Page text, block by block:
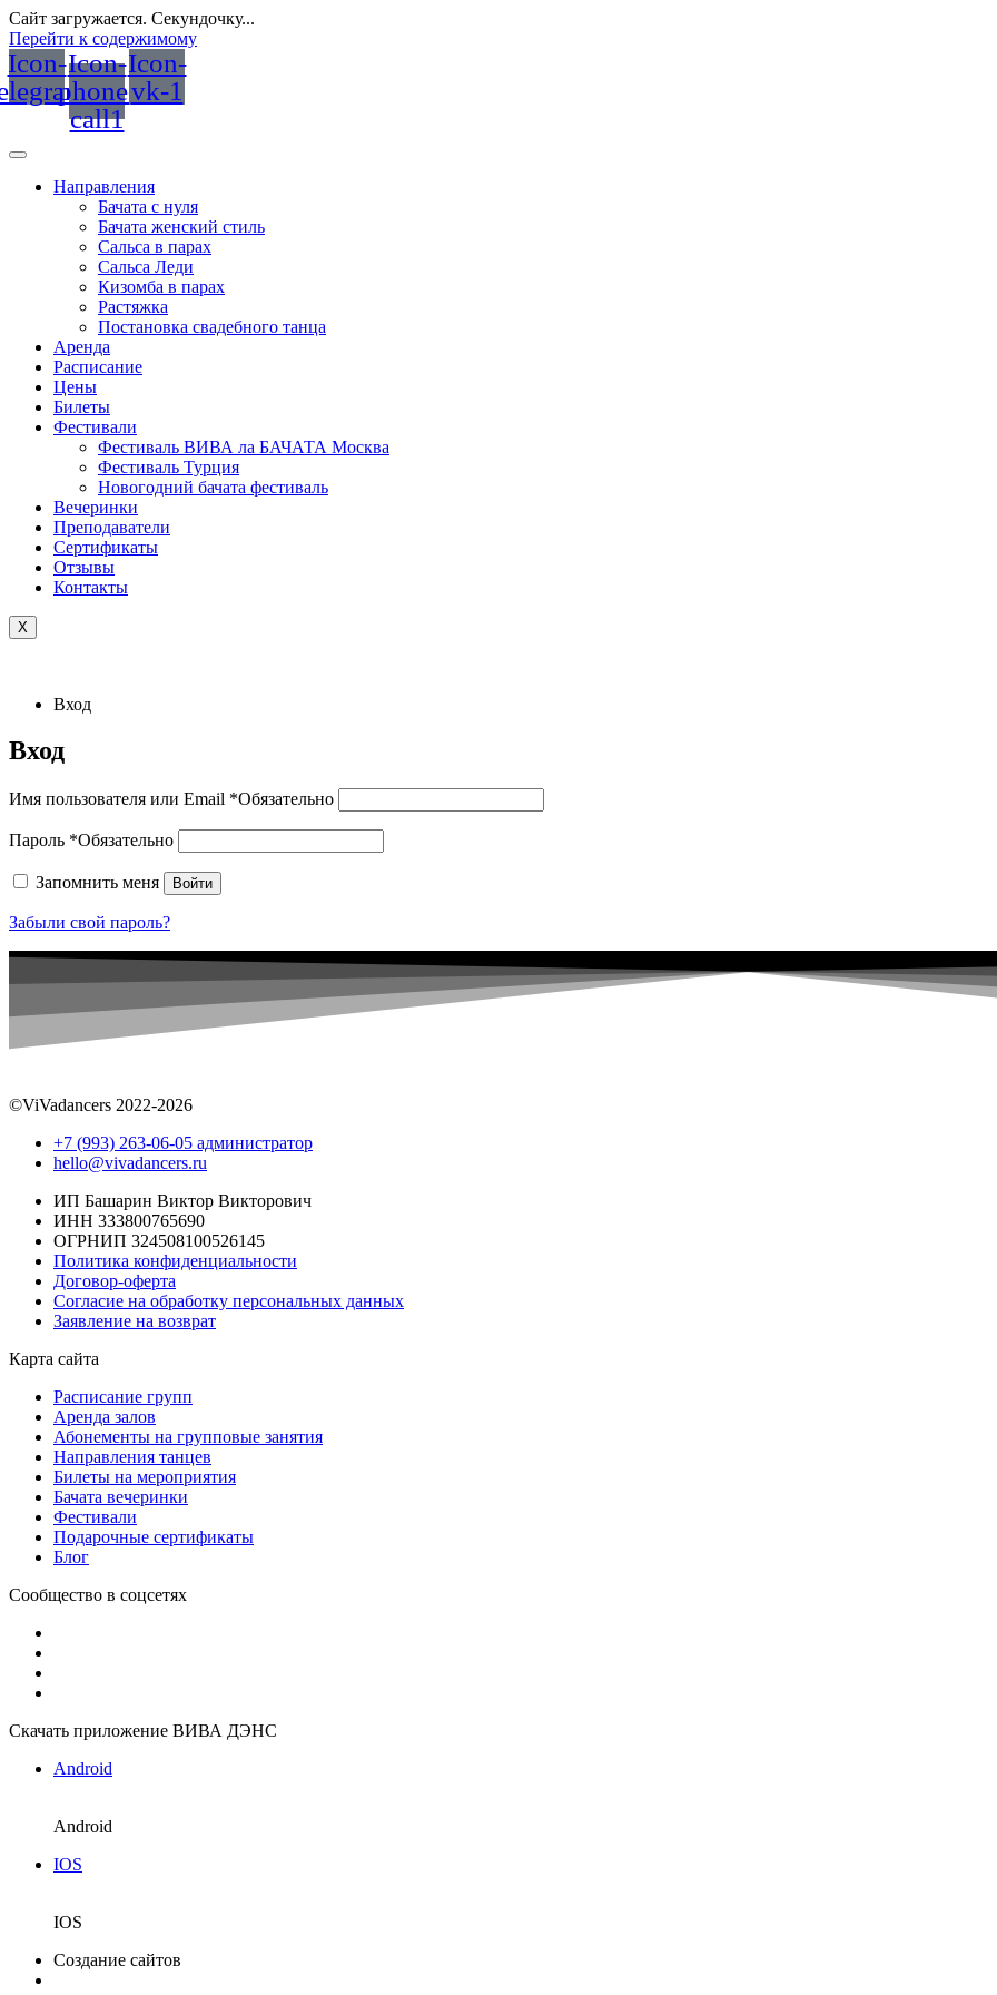
Сайт загружается. Секундочку...
Перейти к содержимому
Icon-Icon-
phone-
call1
Icon-
vk-1
Направления
Бачата с нуля
Бачата женский стиль
Сальса в парах
Сальса Леди
Кизомба в парах
Растяжка
Постановка свадебного танца
Аренда
Расписание
Цены
Билеты
Фестивали
Фестиваль ВИВА ла БАЧАТА Москва
Фестиваль Турция
Новогодний бачата фестиваль
Вечеринки
Преподаватели
Сертификаты
Отзывы
Контакты
X
Вход
Вход
Имя пользователя или Email *Обязательно
Пароль *Обязательно
Запомнить меня Войти
Забыли свой пароль?
©ViVadancers 2022-2026
+7 (993) 263-06-05 администратор
hello@vivadancers.ru
ИП Башарин Виктор Викторович
ИНН 333800765690
ОГРНИП 324508100526145
Политика конфиденциальности
Договор-оферта
Согласие на обработку персональных данных
Заявление на возврат
Карта сайта
Расписание групп
Аренда залов
Абонементы на групповые занятия
Направления танцев
Билеты на мероприятия
Бачата вечеринки
Фестивали
Подарочные сертификаты
Блог
Сообщество в соцсетях
Скачать приложение ВИВА ДЭНС
Android
Android
IOS
IOS
Создание сайтов